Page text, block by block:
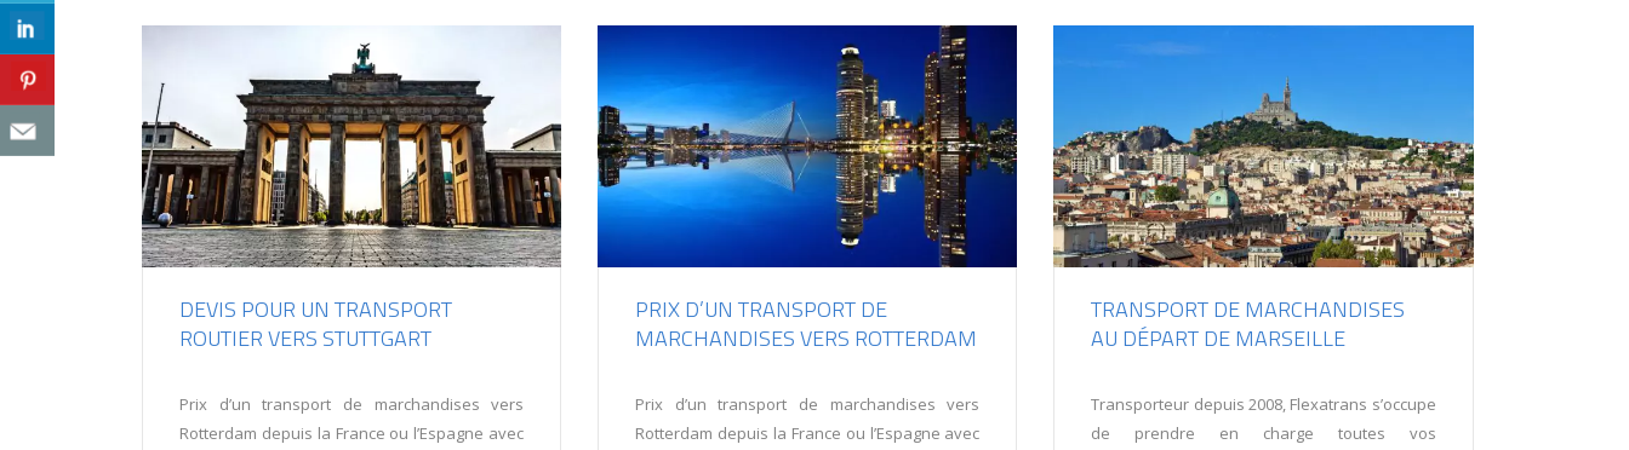
DEVIS POUR UN TRANSPORT
ROUTIER VERS STUTTGART
Prix d’un transport de marchandises vers
Rotterdam depuis la France ou l’Espagne avec
PRIX D’UN TRANSPORT DE
MARCHANDISES VERS ROTTERDAM
Prix d’un transport de marchandises vers
Rotterdam depuis la France ou l’Espagne avec
TRANSPORT DE MARCHANDISES
AU DÉPART DE MARSEILLE
Transporteur depuis 2008, Flexatrans s’occupe
de prendre en charge toutes vos